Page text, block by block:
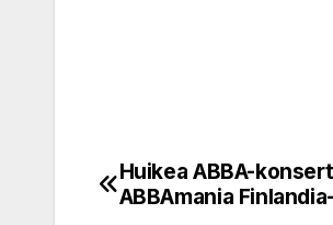
Post
Huikea ABBA-
ABBAmania